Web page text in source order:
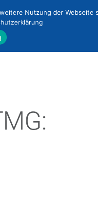
Nutzung der Webseite